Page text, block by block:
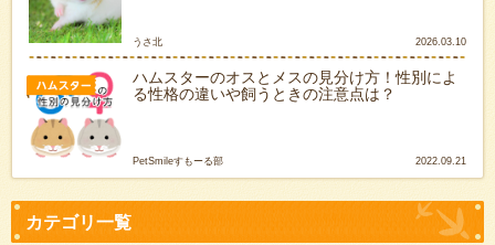
「ハムスターの選び方」の
うさ北 2026.03.10
ハムスターのオスとメスの見分け方！性別によ
る性格の違いや飼うときの注意点は？
PetSmileすもーる部 2022.09.21